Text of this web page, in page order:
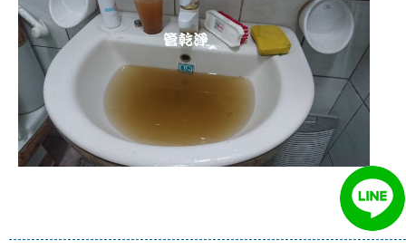
清洗水管 水管清洗 洗水管 熱水